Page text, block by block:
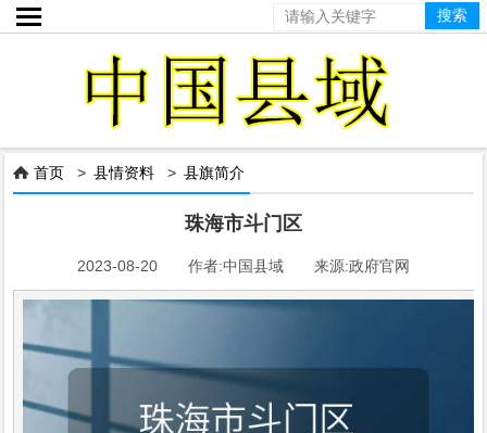

 首页 >县情资料 >县旗简介
珠海市斗门区
2023-08-20 作者:中国县域 来源:政府官网